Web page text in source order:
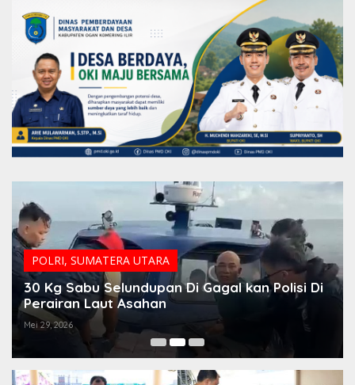
POLRI, SUMATERA UTARA
30 Kg Sabu Selundupan Di Gagal kan Polisi Di
Perairan Laut Asahan
Mei 29, 2026